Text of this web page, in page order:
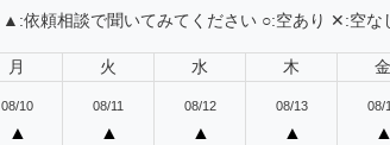
▲:依頼相談で聞いてみてください ○:空あり ✕:空な
月 火 水 木 金
08/10
▲
08/11
▲
08/12
▲
08/13
▲
08/
▲